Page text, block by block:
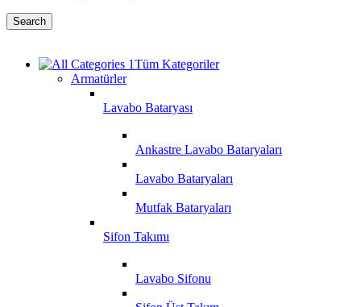
Search
Tüm Kategoriler
Armatürler
Lavabo Bataryası
Ankastre Lavabo Bataryaları
Lavabo Bataryaları
Mutfak Bataryaları
Sifon Takımı
Lavabo Sifonu